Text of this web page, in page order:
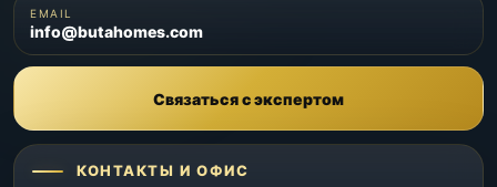
EMAIL
info@butahomes.com
Связаться с экспертом
КОНТАКТЫ И ОФИС